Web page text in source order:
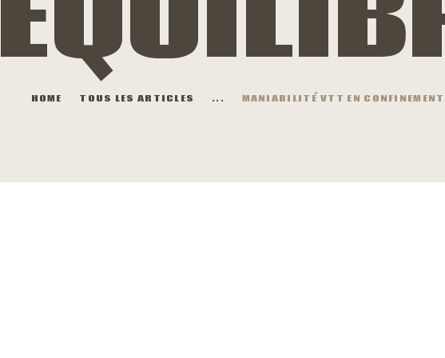
HOME TOUS LES ARTICLES ... MANIABILITÉ VTT EN